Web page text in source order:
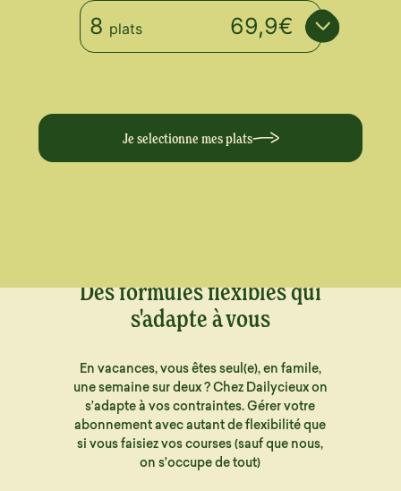
8 plats 69,9€
Je selectionne mes plats
Des formules flexibles qui
s'adapte à vous
En vacances, vous êtes seul(e), en famile,
une semaine sur deux ? Chez Dailycieux on
s’adapte à vos contraintes. Gérer votre
abonnement avec autant de flexibilité que
si vous faisiez vos courses (sauf que nous,
on s’occupe de tout)